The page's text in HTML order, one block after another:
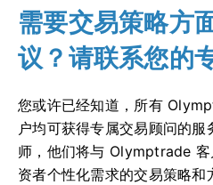
需要交易策略方
议？请联系您的
您或许已经知道，所有
户均可获得专属交易顾问的
师，他们将与 Olymptrade
资者个性化需求的交易策略和